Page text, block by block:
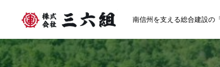
南信州を支える総合建設の